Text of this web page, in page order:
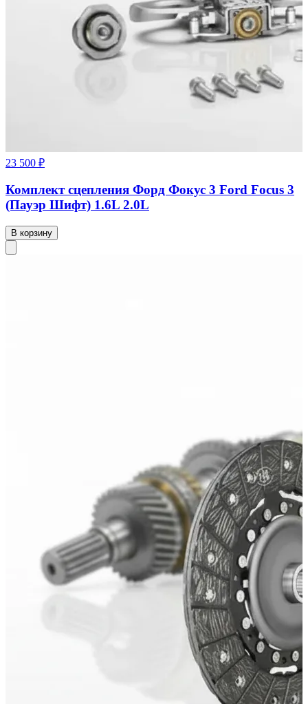
23 500 ₽
Комплект сцепления Форд Фокус 3 Ford Focus 3
(Пауэр Шифт) 1.6L 2.0L
В корзину